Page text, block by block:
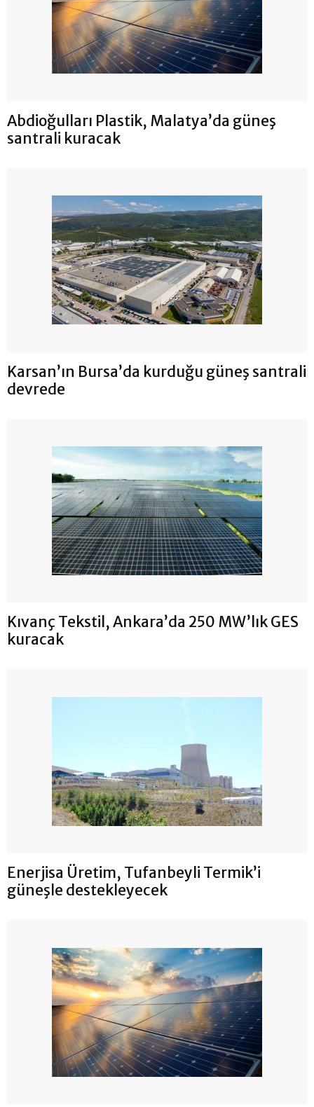
Abdioğulları Plastik, Malatya’da güneş
santrali kuracak
Karsan’ın Bursa’da kurduğu güneş santrali
devrede
Kıvanç Tekstil, Ankara’da 250 MW’lık GES
kuracak
Enerjisa Üretim, Tufanbeyli Termik’i
güneşle destekleyecek